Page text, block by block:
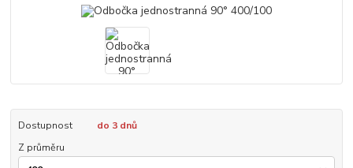
Dostupnost
do 3 dnů
Z průměru